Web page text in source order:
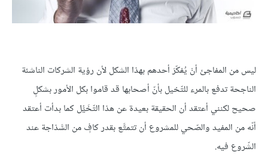
ليس من المفاجئ أنْ يُفكّرَ أحدهم بهذا الشكل لأن رؤية الشركات الناشئة
الناجحة تدفع بالمرء للتّخيل بأنّ أصحابها قد قاموا بكل الأمور بشكلٍ
صحيح لكنني أعتقد أن الحقيقة بعيدة عن هذا التّخَيُّل كما بدأت أعتقد
أنّه من المفيد والصّحي للمشروع أن تتمتَّع بقدر كافٍ من السَّذاجة عند
الشّروع فيه.